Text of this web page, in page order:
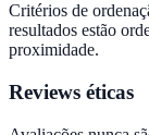
Critérios de
resultados estão
proximidade.
Reviews éticas